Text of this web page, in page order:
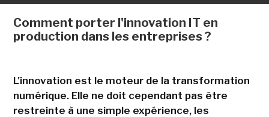
Comment porter l'innovation IT en
production dans les entreprises ?
L'innovation est le moteur de la transformation
numérique. Elle ne doit cependant pas être
restreinte à une simple expérience, les